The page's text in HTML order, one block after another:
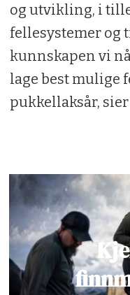
og utvikling, i
fellesystemer og
kunnskapen vi
lage best mulige
pukkellaksår,